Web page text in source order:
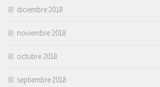
diciembre 2018
noviembre 2018
octubre 2018
septiembre 2018